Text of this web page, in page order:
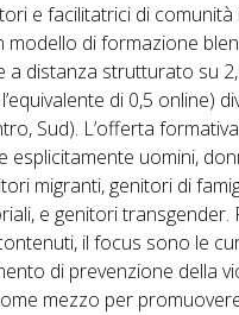
e facilitatrici di
modello di formazione
a distanza strutturato su
di 0,5 online)
Sud). L’offerta
esplicitamente uomini,
migranti, genitori di
e genitori transgender.
il focus sono le
di prevenzione della
mezzo per